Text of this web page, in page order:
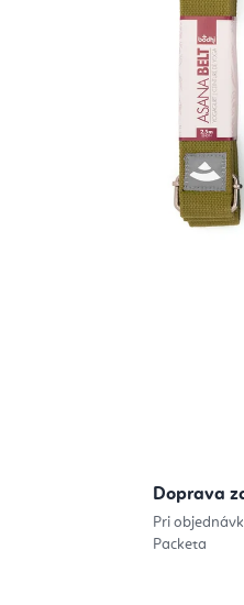
Doprava
Pri
Packeta